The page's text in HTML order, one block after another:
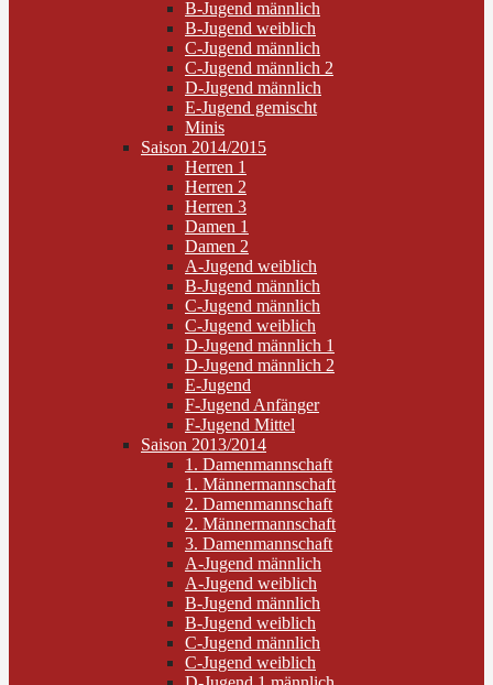
B-Jugend männlich
B-Jugend weiblich
C-Jugend männlich
C-Jugend männlich 2
D-Jugend männlich
E-Jugend gemischt
Minis
Saison 2014/2015
Herren 1
Herren 2
Herren 3
Damen 1
Damen 2
A-Jugend weiblich
B-Jugend männlich
C-Jugend männlich
C-Jugend weiblich
D-Jugend männlich 1
D-Jugend männlich 2
E-Jugend
F-Jugend Anfänger
F-Jugend Mittel
Saison 2013/2014
1. Damenmannschaft
1. Männermannschaft
2. Damenmannschaft
2. Männermannschaft
3. Damenmannschaft
A-Jugend männlich
A-Jugend weiblich
B-Jugend männlich
B-Jugend weiblich
C-Jugend männlich
C-Jugend weiblich